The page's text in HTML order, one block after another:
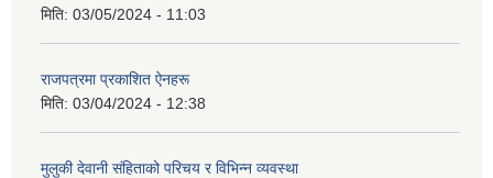
मिति: 03/05/2024 - 11:03
राजपत्रमा प्रकाशित ऐनहरू
मिति: 03/04/2024 - 12:38
मुलुकी देवानी संहिताको परिचय र विभिन्न व्यवस्था